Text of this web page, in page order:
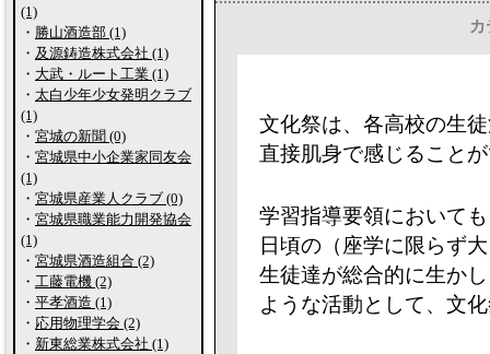
文化祭は、各高校の生
直接肌身で感じること
学習指導要領において
日頃の（座学に限らず
生徒達が総合的に生か
ような活動として、文
(1)
・ 勝山酒造部 (1)
・ 及源鋳造株式会社 (1)
・ 大武・ルート工業 (1)
・ 太白少年少女発明クラブ
(1)
・ 宮城の新聞 (0)
・ 宮城県中小企業家同友会
(1)
・ 宮城県産業人クラブ (0)
・ 宮城県職業能力開発協会
(1)
・ 宮城県酒造組合 (2)
・ 工藤電機 (2)
・ 平孝酒造 (1)
・ 応用物理学会 (2)
・ 新東総業株式会社 (1)